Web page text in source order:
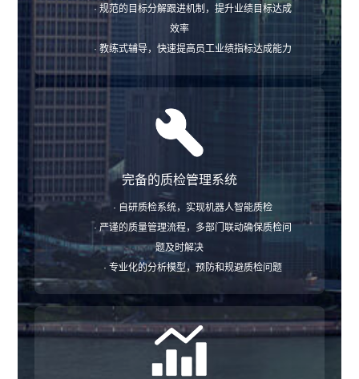
· 规范的目标分解跟进机制，提升业绩目标达成
效率
· 教练式辅导，快速提高员工业绩指标达成能力
完备的质检管理系统
· 自研质检系统，实现机器人智能质检
· 严谨的质量管理流程，多部门联动确保质检问
题及时解决
· 专业化的分析模型，预防和规避质检问题